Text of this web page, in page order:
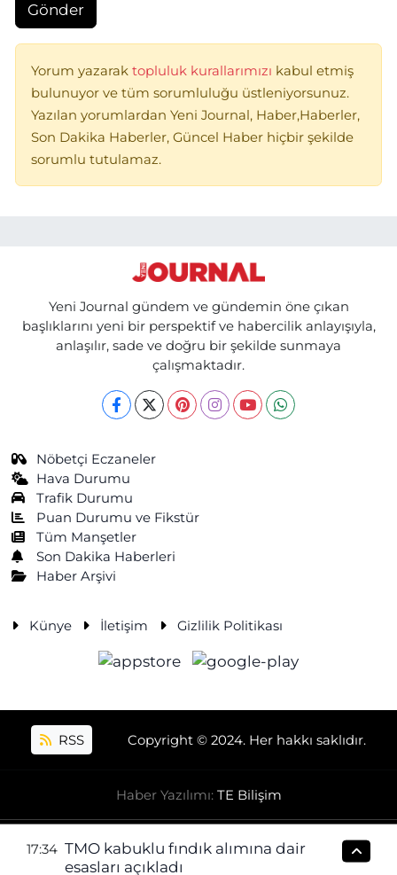
Gönder
Yorum yazarak topluluk kurallarımızı kabul etmiş
bulunuyor ve tüm sorumluluğu üstleniyorsunuz.
Yazılan yorumlardan Yeni Journal, Haber,Haberler,
Son Dakika Haberler, Güncel Haber hiçbir şekilde
sorumlu tutulamaz.
Yeni Journal gündem ve gündemin öne çıkan
başlıklarını yeni bir perspektif ve habercilik anlayışıyla,
anlaşılır, sade ve doğru bir şekilde sunmaya
çalışmaktadır.
Nöbetçi Eczaneler
Hava Durumu
Trafik Durumu
Puan Durumu ve Fikstür
Tüm Manşetler
Son Dakika Haberleri
Haber Arşivi
Künye İletişim Gizlilik Politikası
RSS Copyright © 2024. Her hakkı saklıdır.
Haber Yazılımı: TE Bilişim
17:34 TMO kabuklu fındık alımına dair
esasları açıkladı